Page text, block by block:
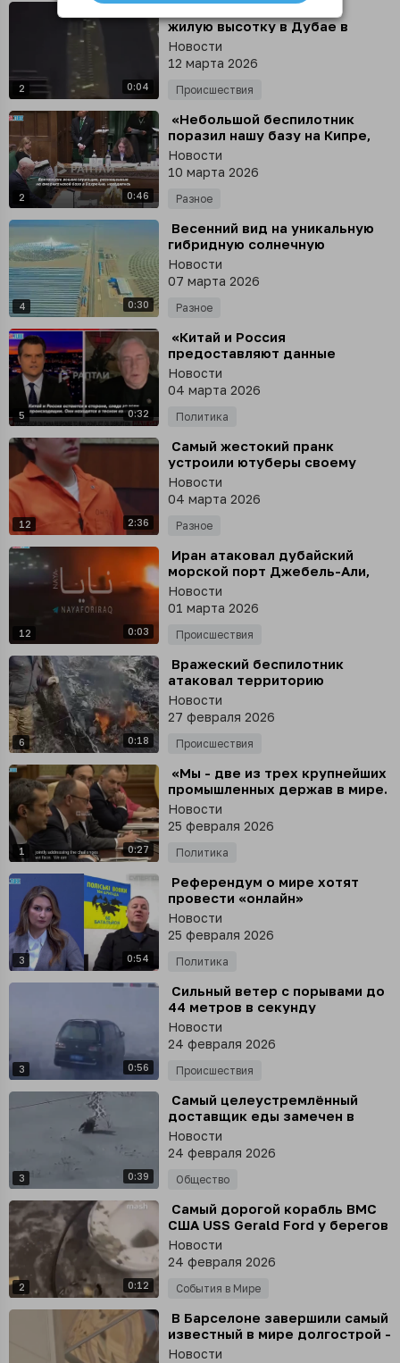
2 0:04
⁣ Беспилотник врезался в
жилую высотку в Дубае в
районе гавани Дубай-Крик -
проводится эвакуация
Новости
12 марта 2026
Происшествия
2 0:46
⁣ «Небольшой беспилотник
поразил нашу базу на Кипре,
прилетев со стороны Ливана
или Ирака. Ирак уже выпустил»
Новости
10 марта 2026
Разное
4 0:30
⁣ Весенний вид на уникальную
гибридную солнечную
электростанцию в пустыне
Гоби, провинции Ганьсу, Китай
Новости
07 марта 2026
Разное
5 0:32
⁣ «Китай и Россия
предоставляют данные
спутниковой разведки, что
объясняет некоторые
выдающиеся успехи Ирана»
Новости
04 марта 2026
Политика
12 2:36
⁣ Самый жестокий пранк
устроили ютуберы своему
новому коллеге
Новости
04 марта 2026
Разное
12 0:03
⁣ Иран атаковал дубайский
морской порт Джебель-Али,
один из крупнейших в мире,
где также расположены силы
американского флота
Новости
01 марта 2026
Происшествия
6 0:18
⁣ Вражеский беспилотник
атаковал территорию
автосервиса в Сеймском
округе Курской области
Новости
27 февраля 2026
Происшествия
1 0:27
⁣ «Мы - две из трех крупнейших
промышленных держав в мире.
Это большая ответственность,
но это также большая
возможность»
Новости
25 февраля 2026
Политика
3 0:54
⁣ Референдум о мире хотят
провести «онлайн»
Новости
25 февраля 2026
Политика
3 0:56
⁣ Сильный ветер с порывами до
44 метров в секунду
парализовал движение на
одной из дорог в горах Тянь-
Шаня, Китай
Новости
24 февраля 2026
Происшествия
3 0:39
⁣ Самый целеустремлённый
доставщик еды замечен в
Рязани
Новости
24 февраля 2026
Общество
2 0:12
⁣ Самый дорогой корабль ВМС
США USS Gerald Ford у берегов
Ирана залило
канализационными отходами
Новости
24 февраля 2026
События в Мире
⁣ В Барселоне завершили самый
известный в мире долгострой -
храм Святого Семейства
Новости